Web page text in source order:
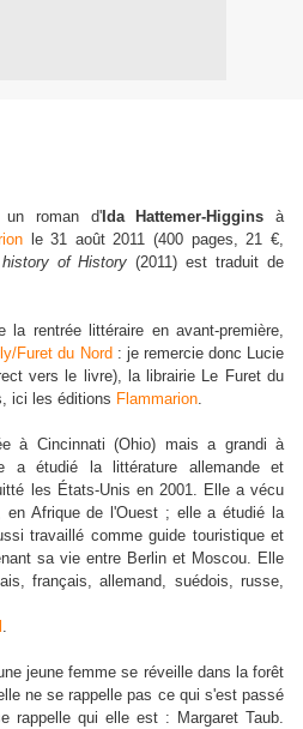
roman d'Ida Hattemer-Higgins à
le 31 août 2011 (400 pages, 21 €,
of History (2011) est traduit de
rentrée littéraire en avant-première,
Furet du Nord : je remercie donc Lucie
vers le livre), la librairie Le Furet du
ici les éditions Flammarion.
à Cincinnati (Ohio) mais a grandi à
a étudié la littérature allemande et
les États-Unis en 2001. Elle a vécu
en Afrique de l'Ouest ; elle a étudié la
travaillé comme guide touristique et
sa vie entre Berlin et Moscou. Elle
français, allemand, suédois, russe,
.
jeune femme se réveille dans la forêt
ne se rappelle pas ce qui s'est passé
rappelle qui elle est : Margaret Taub.